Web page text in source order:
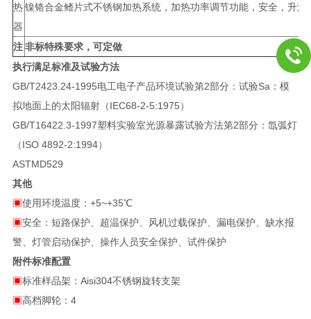
热
器
镍铬合金鳍片式不锈钢加热系统，加热功率调节功能，安全，升温
注非标特殊要求，可定做
执行满足标准及试验方法
GB/T2423.24-1995电工电子产品环境试验第2部分：试验Sa：模
拟地面上的太阳辐射（IEC68-2-5:1975）
GB/T16422.3-1997塑料实验室光源暴露试验方法第2部分：氙弧灯
（ISO 4892-2:1994）
ASTMD529
其他
▣使用环境温度：+5~+35℃
▣安全：短路保护、超温保护、风机过载保护、漏电保护、缺水报
警、灯管启动保护、操作人员安全保护、试件保护
附件标准配置
▣标准样品架：Aisi304不锈钢旋转支架
▣高档脚轮：4